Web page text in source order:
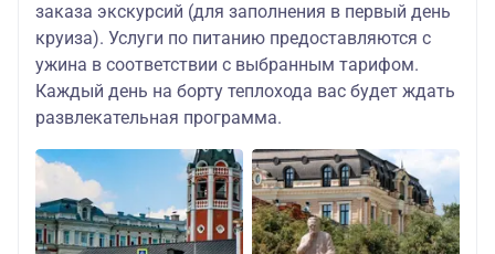
заказа экскурсий (для заполнения в первый день
круиза). Услуги по питанию предоставляются с
ужина в соответствии с выбранным тарифом.
Каждый день на борту теплохода вас будет ждать
развлекательная программа.